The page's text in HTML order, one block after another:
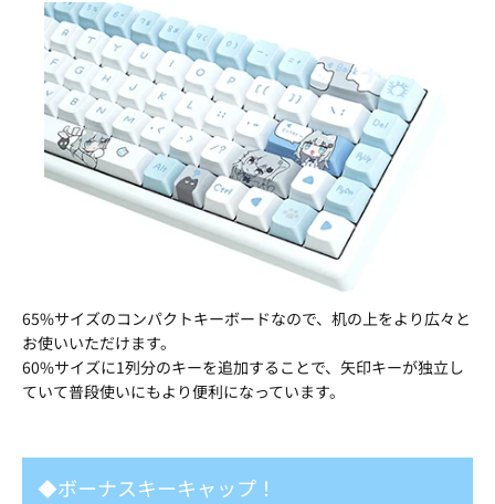
65%サイズのコンパクトキーボードなので、机の上をより広々と
お使いいただけます。
60%サイズに1列分のキーを追加することで、矢印キーが独立し
ていて普段使いにもより便利になっています。
◆ボーナスキーキャップ！